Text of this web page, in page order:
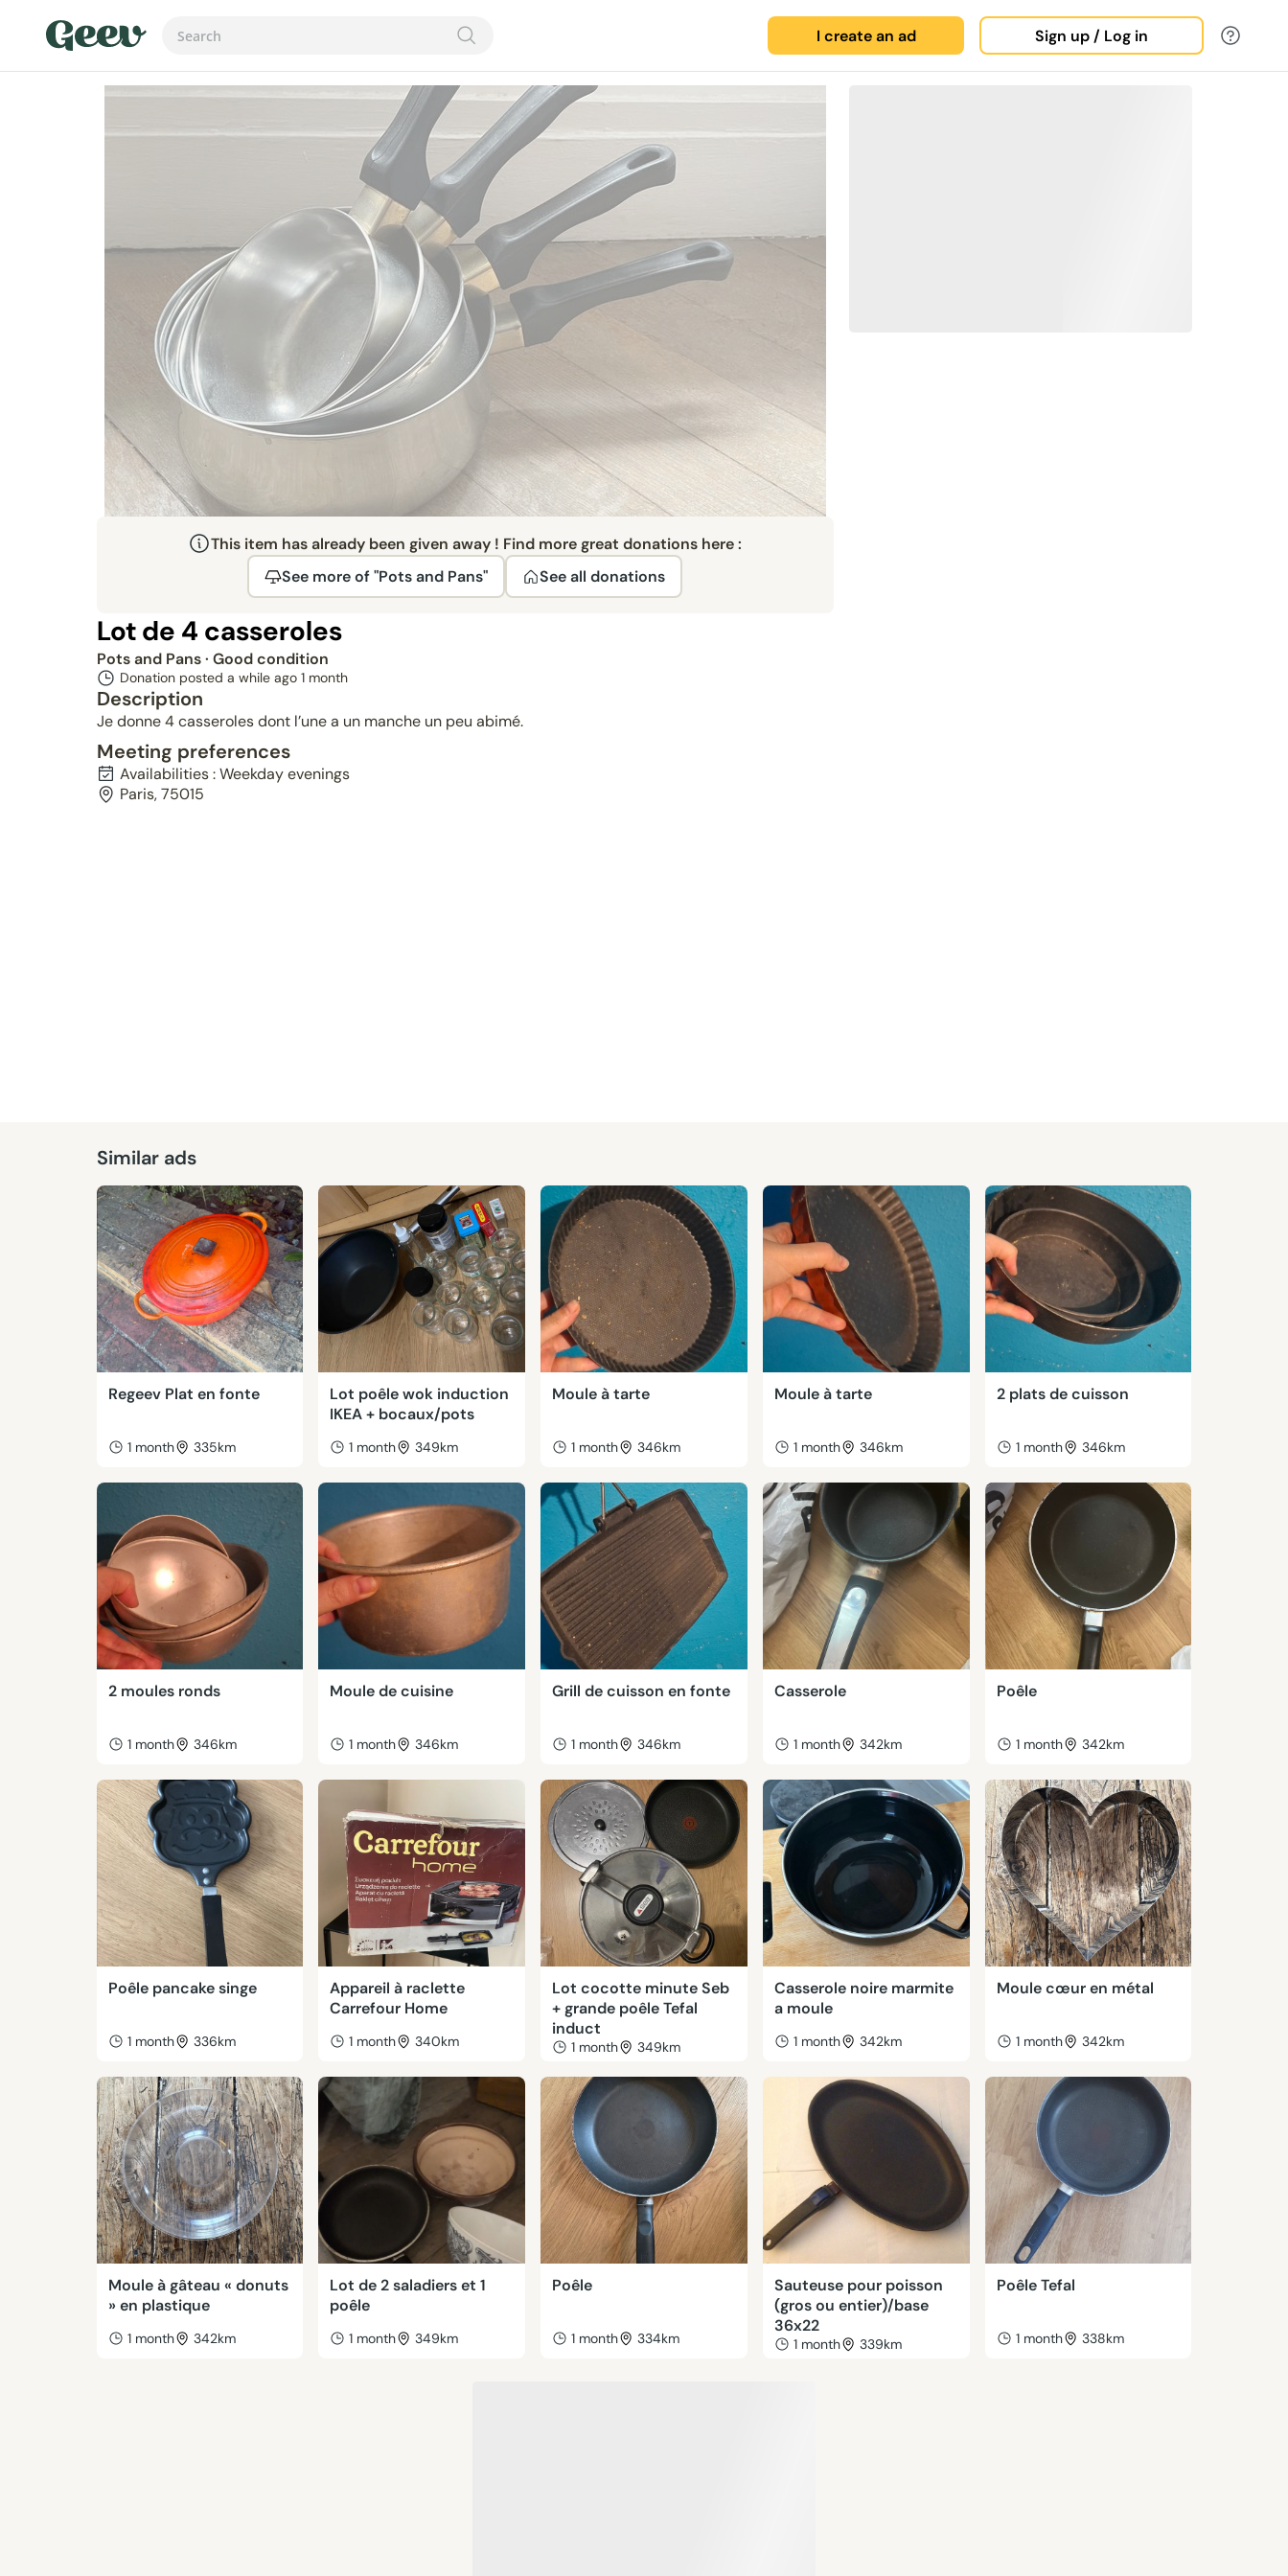
I create an ad Sign up / Log in
This item has already been given away ! Find more great donations here :
See more of "Pots and Pans"
See all donations
Lot de 4 casseroles
Pots and Pans· Good condition
Donation posted a while ago 1 month
Description
Je donne 4 casseroles dont l’une a un manche un peu abimé.
Meeting preferences
Availabilities : Weekday evenings
Paris, 75015
Similar ads
Regeev Plat en fonte
1 month 335km
Lot poêle wok induction
IKEA + bocaux/pots
1 month 349km
Moule à tarte
1 month 346km
Moule à tarte
1 month 346km
2 plats de cuisson
1 month 346km
2 moules ronds
1 month 346km
Moule de cuisine
1 month 346km
Grill de cuisson en fonte
1 month 346km
Casserole
1 month 342km
Poêle
1 month 342km
Poêle pancake singe
1 month 336km
Appareil à raclette
Carrefour Home
1 month 340km
Lot cocotte minute Seb
+ grande poêle Tefal
induct
1 month 349km
Casserole noire marmite
a moule
1 month 342km
Moule cœur en métal
1 month 342km
Moule à gâteau « donuts
» en plastique
1 month 342km
Lot de 2 saladiers et 1
poêle
1 month 349km
Poêle
1 month 334km
Sauteuse pour poisson
(gros ou entier)/base
36x22
1 month 339km
Poêle Tefal
1 month 338km